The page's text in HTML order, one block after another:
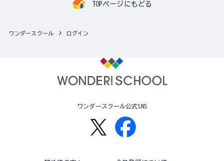
TOPページにもどる
ワンダースクール ログイン
ワンダースクール公式SNS